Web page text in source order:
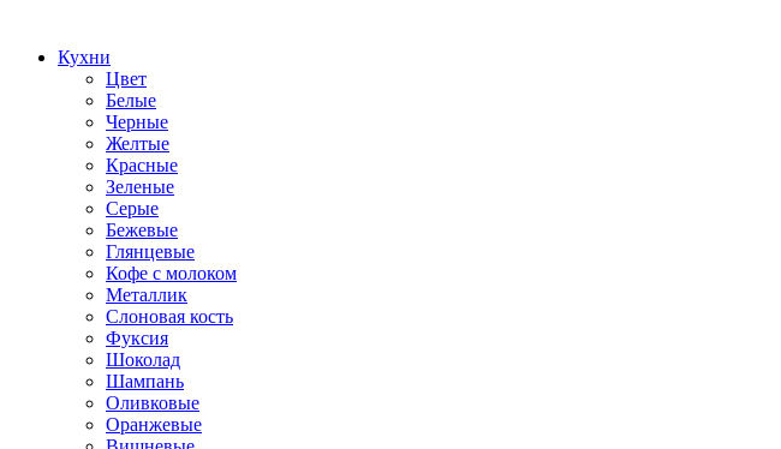
Кухни
Цвет
Белые
Черные
Желтые
Красные
Зеленые
Серые
Бежевые
Глянцевые
Кофе с молоком
Металлик
Слоновая кость
Фуксия
Шоколад
Шампань
Оливковые
Оранжевые